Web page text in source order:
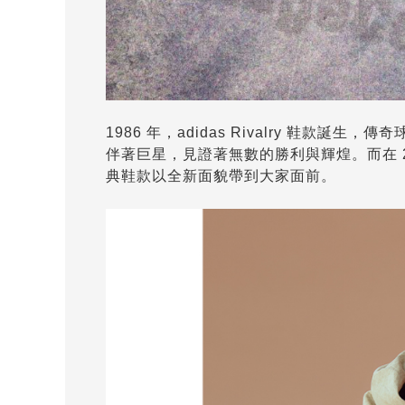
1986 年，adidas Rivalry 鞋款誕生，傳奇
伴著巨星，見證著無數的勝利與輝煌。而
典鞋款以全新面貌帶到大家面前。